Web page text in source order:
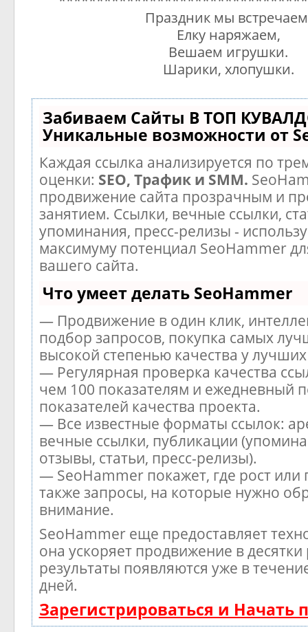
Праздник мы
Елку наряжаем,
Вешаем игрушки.
Шарики, хлопушки.
Забиваем Сайты В ТОП
Уникальные возможности от
Каждая ссылка анализируется по
оценки: SEO, Трафик и SMM.
продвижение сайта прозрачным и
занятием. Ссылки, вечные ссылки,
упоминания, пресс-релизы -
максимуму потенциал SeoHammer
вашего сайта.
Что умеет делать SeoHammer
— Продвижение в один клик,
подбор запросов, покупка самых
высокой степенью качества у
— Регулярная проверка качества
чем 100 показателям и ежедневный
показателей качества проекта.
— Все известные форматы ссылок:
вечные ссылки, публикации
отзывы, статьи, пресс-релизы).
— SeoHammer покажет, где рост или
также запросы, на которые нужно
внимание.
SeoHammer еще предоставляет
она ускоряет продвижение в
результаты появляются уже в
дней.
Зарегистрироваться и Начать